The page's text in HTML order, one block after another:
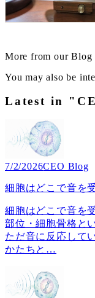
More from our Blog
You may also be
Latest in
7/2/2026CEO Blog
細胞はどこで音を
細胞はどこで音を
部位・細胞骨格と
ただ音に反応して
かたちと …